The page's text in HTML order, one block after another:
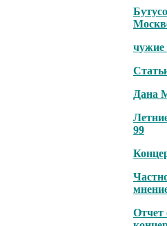
чужие
Дана
99
Отчет